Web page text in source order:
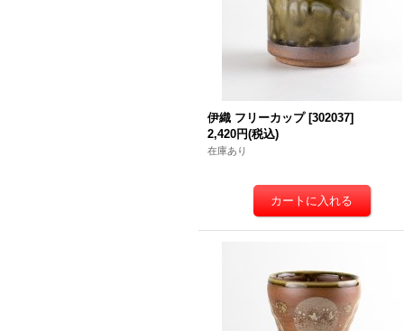
伊織 フリーカップ [302037]
2,420円(税込)
在庫あり